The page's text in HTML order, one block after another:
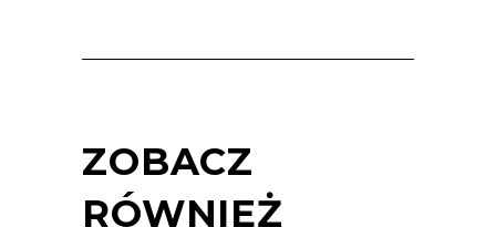
ZOBACZ
RÓWNIEŻ